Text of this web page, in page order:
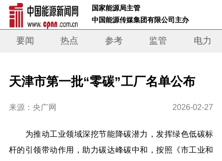
国家能源局主管
中国能源传媒集团有限公司主办
要闻 热点 参考 监管 电力
天津市第一批“零碳”工厂名单公布
来源：央广网 2026-02-27
为推动工业领域深挖节能降碳潜力，发挥绿色低碳标
杆的引领带动作用，助力碳达峰碳中和，按照《市工业和